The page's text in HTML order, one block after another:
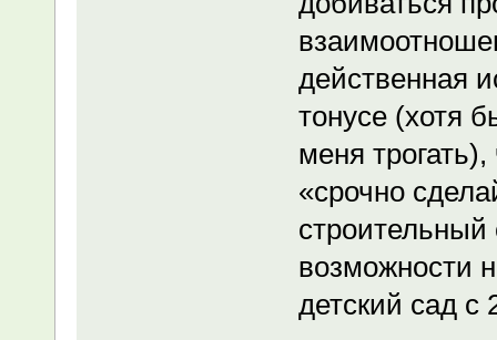
действенная
тонусе (хотя
меня
«срочно
строительный
возможности
детский сад с